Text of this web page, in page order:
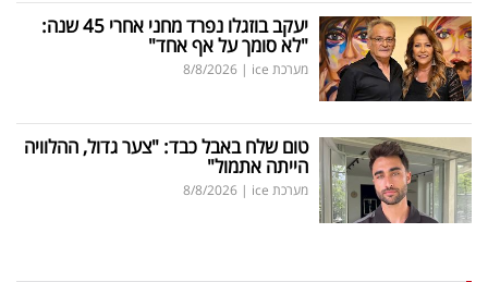
יעקב בוזגלו נפרד מחני אחרי 45 שנה:
"לא סומך על אף אחד"
מערכת ice |
8/8/2026
טום שלח באבל כבד: "צער גדול, ההלוויה
הייתה אתמול"
מערכת ice |
8/8/2026